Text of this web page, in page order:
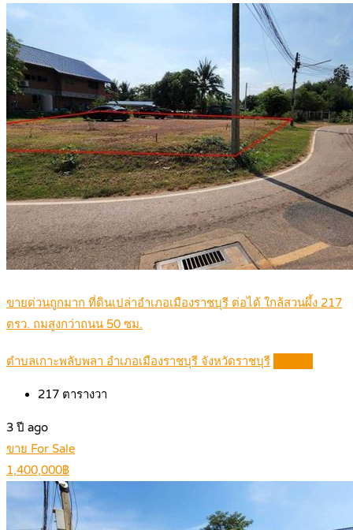
ขายด่วนถูกมาก ที่ดินเปล่าอำเภอเมืองราชบุรี ต่อได้ ใกล้สวนผึ้ง 217
ตรว. ถมสูงกว่าถนน 50 ซม.
ตำบลเกาะพลับพลา อำเภอเมืองราชบุรี จังหวัดราชบุรี
217 ตารางวา
3 ปี ago
ขาย For Sale
1,400,000฿